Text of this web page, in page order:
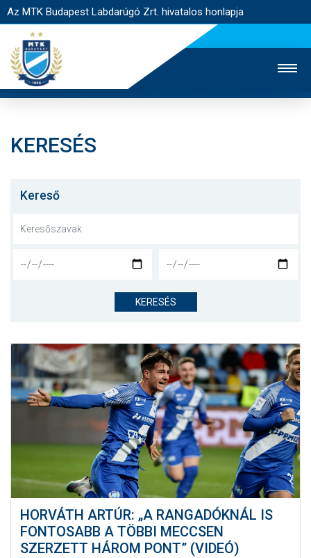
Az MTK Budapest Labdarúgó Zrt. hivatalos honlapja
JEGYÉRTÉKESÍTÉS
NYITÓLAP
CSAPATOK
KLUB
GALÉRIA
SZURKOLÓI ÉLMÉNYEK
AKKREDITÁCIÓ
KERESÉS
Kereső
KERESÉS
HORVÁTH ARTÚR: „A RANGADÓKNÁL IS
FONTOSABB A TÖBBI MECCSEN
SZERZETT HÁROM PONT” (VIDEÓ)